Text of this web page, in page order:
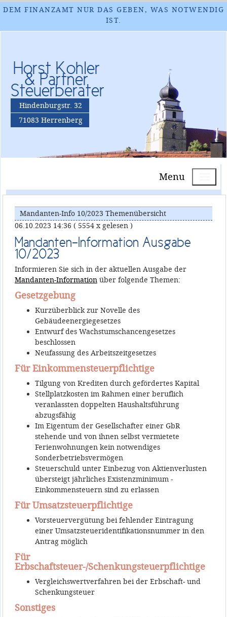
DEM FINANZAMT NUR DAS GEBEN, WAS NOTWENDIG
IST.
Horst Kohler
& Partner
Steuerberater
Hindenburgstr. 32
71083 Herrenberg
Menu
Mandanten-Info 10/2023 Themenübersicht
06.10.2023 14:36 ( 5554 x gelesen )
Mandanten-Information Ausgabe
10/2023
Informieren Sie sich in der aktuellen Ausgabe der
Mandanten-Informationüber folgende Themen:
Gesetzgebung
Kurzüberblick zur Novelle des
Gebäudeenergiegesetzes
Entwurf des Wachstumschancengesetzes
beschlossen
Neufassung des Arbeitszeitgesetzes
Für Einkommensteuerpflichtige
Tilgung von Krediten durch gefördertes Kapital
Stellplatzkosten im Rahmen einer beruflich
veranlassten doppelten Haushaltsführung
abzugsfähig
Im Eigentum der Gesellschafter einer GbR
stehende und von ihnen selbst vermietete
Ferienwohnungen kein notwendiges
Sonderbetriebsvermögen
Steuerschuld unter Einbezug von Aktienverlusten
übersteigt jährliches Existenzminimum -
Einkommensteuern sind zu erlassen
Für Umsatzsteuerpflichtige
Vorsteuervergütung bei fehlender Eintragung
einer Umsatzsteueridentifikationsnummer in den
Antrag möglich
Für
Erbschaftsteuer-/Schenkungsteuerpflichtige
Vergleichswertverfahren bei der Erbschaft- und
Schenkungsteuer
Sonstiges